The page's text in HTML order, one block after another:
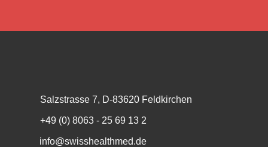
Salzstrasse 7, D-83620 Feldkirchen
+49 (0) 8063 - 25 69 13 2
info@swisshealthmed.de